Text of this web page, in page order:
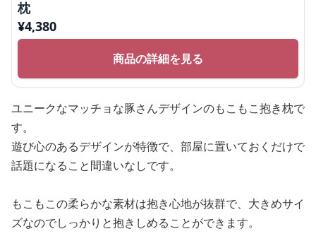
枕
¥4,380
商品の詳細を見る
ユニークなマッチョな豚さんデザインのもこもこ抱き枕で
す。
遊び心のあるデザインが特徴で、部屋に置いておくだけで
話題になること間違いなしです。
もこもこの柔らかな素材は抱き心地が抜群で、大きめサイ
ズなのでしっかりと抱きしめることができます。